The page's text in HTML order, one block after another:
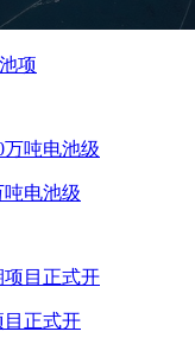
项
电池级
目正式开